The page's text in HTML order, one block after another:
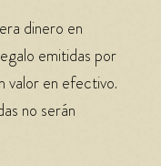
dinero en
emitidas por
valor en efectivo.
no serán